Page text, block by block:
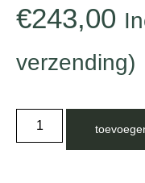
€243,00
verzending)